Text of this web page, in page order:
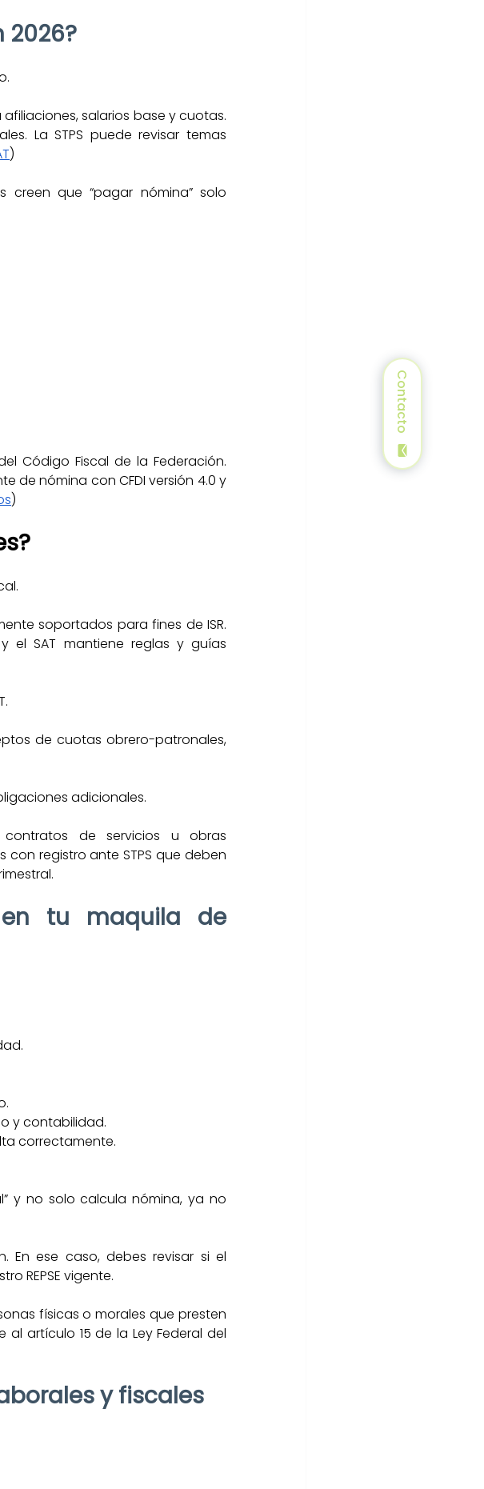
Contacto
2026?
afiliaciones, salarios base y cuotas.
La STPS puede revisar temas
)
creen que “pagar nómina” solo
Código Fiscal de la Federación.
de nómina con CFDI versión 4.0 y
)
soportados para fines de ISR.
el SAT mantiene reglas y guías
de cuotas obrero-patronales,
adicionales.
contratos de servicios u obras
con registro ante STPS que deben
en tu maquila de
y contabilidad.
correctamente.
y no solo calcula nómina, ya no
En ese caso, debes revisar si el
REPSE vigente.
físicas o morales que presten
artículo 15 de la Ley Federal del
y fiscales